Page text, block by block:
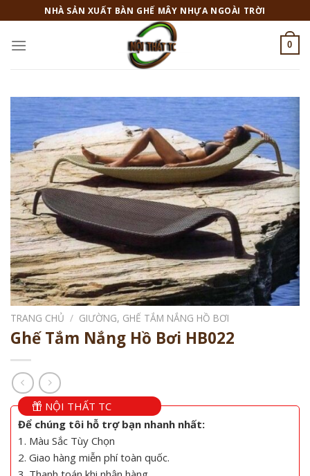
to
content
NHÀ SẢN XUẤT BÀN GHẾ MÂY NHỰA NGOÀI TRỜI
0
TRANG CHỦ / GIƯỜNG, GHẾ TẮM NẮNG HỒ BƠI
Ghế Tắm Nắng Hồ Bơi HB022
NỘI THẤT TC
Để chúng tôi hỗ trợ bạn nhanh nhất:
1. Màu Sắc Tùy Chọn
2. Giao hàng miễn phí toàn quốc.